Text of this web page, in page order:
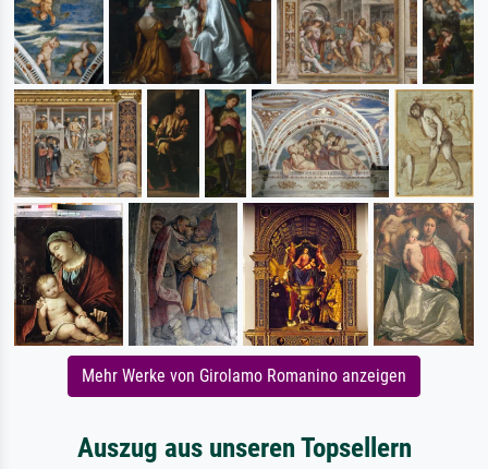
Mehr Werke von Girolamo Romanino anzeigen
Auszug aus unseren Topsellern